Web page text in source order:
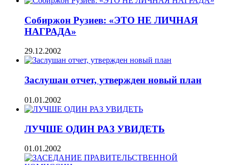
Собиржон Рузиев: «ЭТО НЕ ЛИЧНАЯ
НАГРАДА»
29.12.2002
Заслушан отчет, утвержден новый план
01.01.2002
ЛУЧШЕ ОДИН РАЗ УВИДЕТЬ
01.01.2002